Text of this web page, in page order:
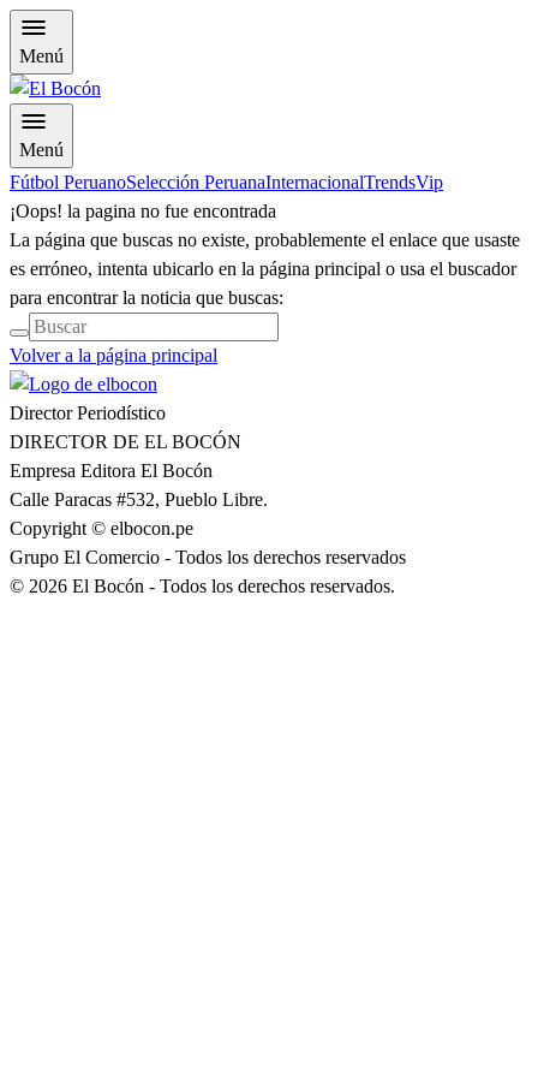
Menú
Menú
Fútbol PeruanoSelección PeruanaInternacionalTrendsVip
¡Oops! la pagina no fue encontrada
La página que buscas no existe, probablemente el enlace que usaste
es erróneo, intenta ubicarlo en la página principal o usa el buscador
para encontrar la noticia que buscas:
Volver a la página principal
Director Periodístico
DIRECTOR DE EL BOCÓN
Empresa Editora El Bocón
Calle Paracas #532, Pueblo Libre.
Copyright © elbocon.pe
Grupo El Comercio - Todos los derechos reservados
© 2026 El Bocón - Todos los derechos reservados.